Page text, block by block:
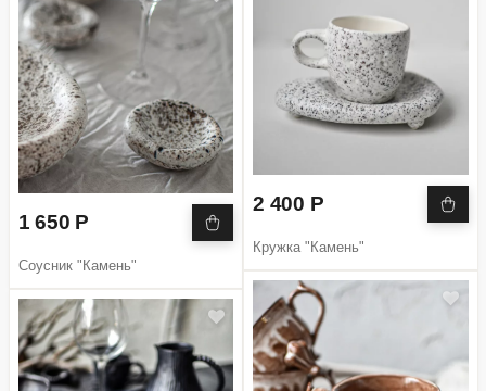
1 650 Р
Соусник "Камень"
2 400 Р
Кружка "Камень"